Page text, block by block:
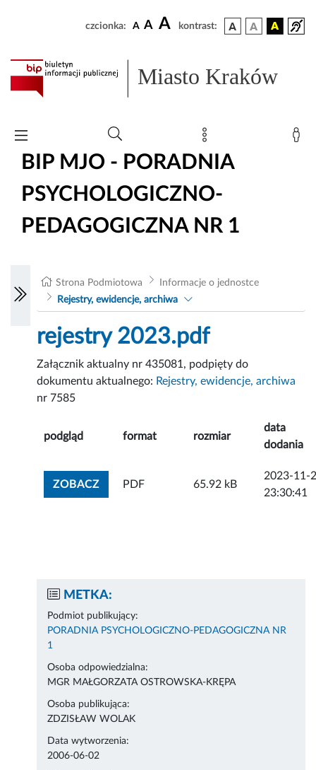
czcionka: A A A kontrast:
Miasto Kraków
BIP MJO - PORADNIA
PSYCHOLOGICZNO-
PEDAGOGICZNA NR 1
Strona Podmiotowa
Informacje o jednostce
Rejestry, ewidencje, archiwa
rejestry 2023.pdf
Załącznik aktualny nr 435081, podpięty do
dokumentu aktualnego: Rejestry, ewidencje, archiwa
nr 7585
podgląd format rozmiar
data
dodania
ZOBACZZOBACZ ZAŁĄCZNIK
PDF 65.92 kB
2023-11-
23:30:41
METKA:
Podmiot publikujący:
PORADNIA PSYCHOLOGICZNO-PEDAGOGICZNA NR
1
Osoba odpowiedzialna:
MGR MAŁGORZATA OSTROWSKA-KRĘPA
Osoba publikująca:
ZDZISŁAW WOLAK
Data wytworzenia:
2006-06-02